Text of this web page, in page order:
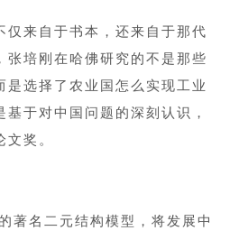
仅来自于书本，还来自于那代
张培刚在哈佛研究的不是那些
是选择了农业国怎么实现工业
于对中国问题的深刻认识，
奖。
著名二元结构模型，将发展中